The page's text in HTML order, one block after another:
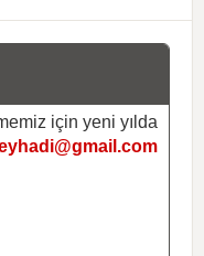
için yeni yılda